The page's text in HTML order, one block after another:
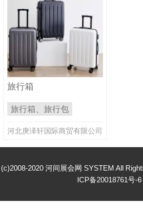
旅行箱
旅行箱、旅行包
河北庚泽轩国际商贸有限公司
(c)2008-2020 河间展会网 SYSTEM All
ICP备20018761号-6